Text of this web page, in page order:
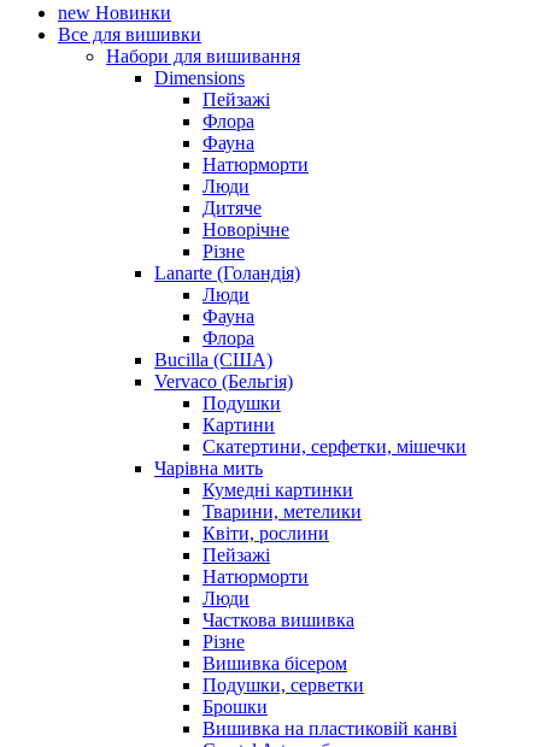
new Новинки
Все для вишивки
Набори для вишивання
Dimensions
Пейзажі
Флора
Фауна
Натюрморти
Люди
Дитяче
Новорічне
Різне
Lanarte (Голандія)
Люди
Фауна
Флора
Bucilla (США)
Vervaco (Бельгія)
Подушки
Картини
Скатертини, серфетки, мішечки
Чарiвна мить
Кумедні картинки
Тварини, метелики
Квіти, рослини
Пейзажі
Натюрморти
Люди
Часткова вишивка
Різне
Вишивка бісером
Подушки, серветки
Брошки
Вишивка на пластиковій канві